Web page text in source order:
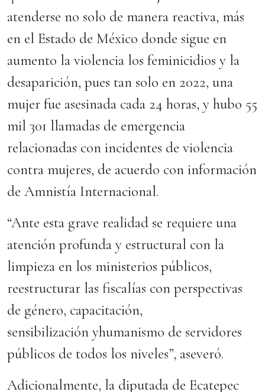
atenderse no solo de manera reactiva, más
en el Estado de México donde sigue en
aumento la violencia los feminicidios y la
desaparición, pues tan solo en 2022, una
mujer fue asesinada cada 24 horas, y hubo 55
mil 301 llamadas de emergencia
relacionadas con incidentes de violencia
contra mujeres, de acuerdo con información
de Amnistía Internacional.
“Ante esta grave realidad se requiere una
atención profunda y estructural con la
limpieza en los ministerios públicos,
reestructurar las fiscalías con perspectivas
de género, capacitación,
sensibilización yhumanismo de servidores
públicos de todos los niveles”, aseveró.
Adicionalmente, la diputada de Ecatepec